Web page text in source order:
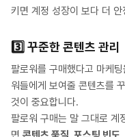
키면 계정 성장이 보다 더
3️⃣ 꾸준한 콘텐츠 관리
팔로워를 구매했다고 마케
워들에게 보여줄 콘텐츠를
것이 중요합니다.
팔로워 구매는 말 그대로 계